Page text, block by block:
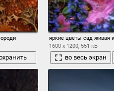
яркие цветы сад живая
1600 x 1200, 551 кБ
во весь экран